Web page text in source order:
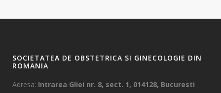
SOCIETATEA DE OBSTETRICA SI GINECOLOGIE DIN
ROMANIA
Adresa: Intrarea Gliei nr. 8, sect. 1, 014128, Bucuresti